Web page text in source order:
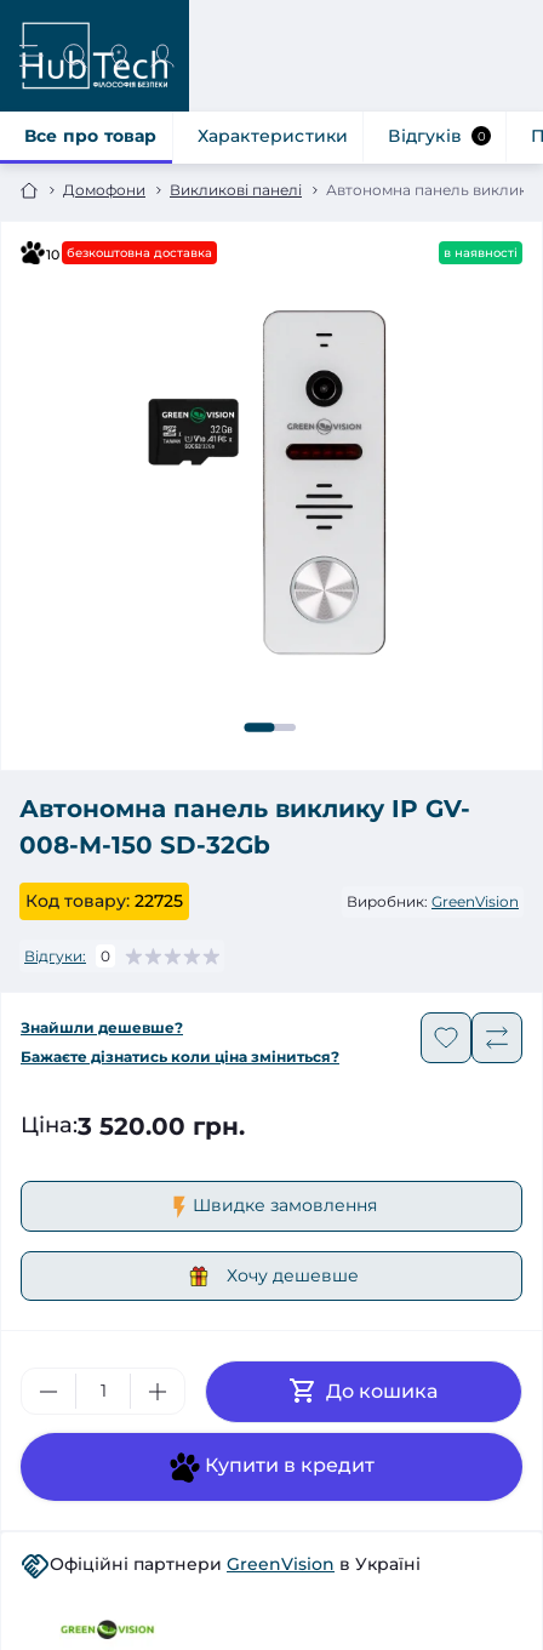
Домофони Викликові панелі Автономна панель виклику
Все про товар Характеристики Відгуків 0
10 безкоштовна доставка в наявності
Автономна панель виклику IP GV-
008-M-150 SD-32Gb
Код товару: 22725 Виробник: GreenVision
Відгуки: 0
Знайшли дешевше?
Бажаєте дізнатись коли ціна зміниться?
Ціна:3 520.00 грн.
Швидке замовлення
Хочу дешевше
До кошика
Купити в кредит
Офіційні партнери GreenVision в Україні